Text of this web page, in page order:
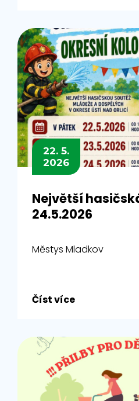
22. 5.
2026
Největší
24.5.2026
Městys Mladkov
Číst více